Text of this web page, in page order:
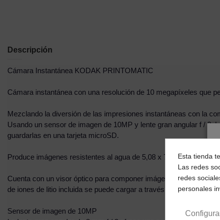
Descripción
Cámara Instantánea KODAK PRINTOMATIC
Cámara instantánea con una resolución de 10 megapíxeles que
Mezclando la diversión de las impresiones instantáneas con la
Usando un sensor de imagen de 10MP y lente gran angular f /
guardarlas en una tarjeta microSD.
Produce imágenes resistentes al agua de 5,08 x 7,62 cm. (2 X 3
Cuenta con un visor óptico para componer imágenes de forma
de iones de litio incluida se puede cargar a través de USB y
Sensor de imagen de 10MP
Esta tienda
Las redes
redes
personales